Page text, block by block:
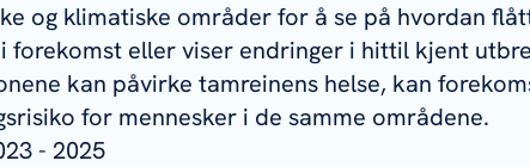
og klimatiske områder for å se på hvordan
forekomst eller viser endringer i hittil kjent
kan påvirke tamreinens helse, kan
for mennesker i de samme områdene.
- 2025